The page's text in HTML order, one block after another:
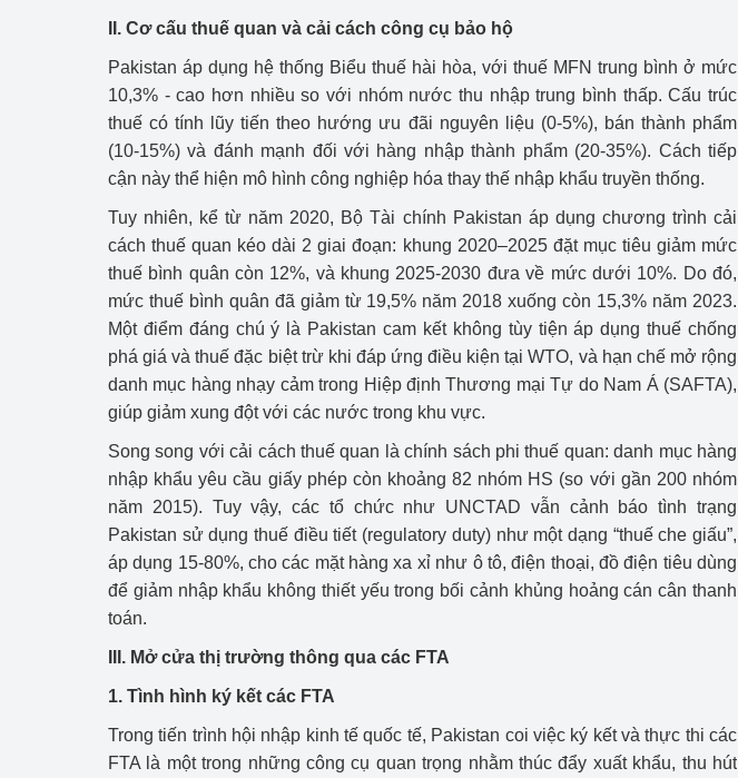
II. Cơ cấu thuế quan và cải cách công cụ bảo hộ
Pakistan áp dụng hệ thống Biểu thuế hài hòa, với thuế MFN trung bình ở mức
10,3% - cao hơn nhiều so với nhóm nước thu nhập trung bình thấp. Cấu trúc
thuế có tính lũy tiến theo hướng ưu đãi nguyên liệu (0-5%), bán thành phẩm
(10-15%) và đánh mạnh đối với hàng nhập thành phẩm (20-35%). Cách tiếp
cận này thể hiện mô hình công nghiệp hóa thay thế nhập khẩu truyền thống.
Tuy nhiên, kể từ năm 2020, Bộ Tài chính Pakistan áp dụng chương trình cải
cách thuế quan kéo dài 2 giai đoạn: khung 2020–2025 đặt mục tiêu giảm mức
thuế bình quân còn 12%, và khung 2025-2030 đưa về mức dưới 10%. Do đó,
mức thuế bình quân đã giảm từ 19,5% năm 2018 xuống còn 15,3% năm 2023.
Một điểm đáng chú ý là Pakistan cam kết không tùy tiện áp dụng thuế chống
phá giá và thuế đặc biệt trừ khi đáp ứng điều kiện tại WTO, và hạn chế mở rộng
danh mục hàng nhạy cảm trong Hiệp định Thương mại Tự do Nam Á (SAFTA),
giúp giảm xung đột với các nước trong khu vực.
Song song với cải cách thuế quan là chính sách phi thuế quan: danh mục hàng
nhập khẩu yêu cầu giấy phép còn khoảng 82 nhóm HS (so với gần 200 nhóm
năm 2015). Tuy vậy, các tổ chức như UNCTAD vẫn cảnh báo tình trạng
Pakistan sử dụng thuế điều tiết (regulatory duty) như một dạng “thuế che giấu”,
áp dụng 15-80%, cho các mặt hàng xa xỉ như ô tô, điện thoại, đồ điện tiêu dùng
để giảm nhập khẩu không thiết yếu trong bối cảnh khủng hoảng cán cân thanh
toán.
III. Mở cửa thị trường thông qua các FTA
1. Tình hình ký kết các FTA
Trong tiến trình hội nhập kinh tế quốc tế, Pakistan coi việc ký kết và thực thi các
FTA là một trong những công cụ quan trọng nhằm thúc đẩy xuất khẩu, thu hút